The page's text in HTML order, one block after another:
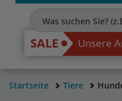
SALE Unsere
Startseite Tiere